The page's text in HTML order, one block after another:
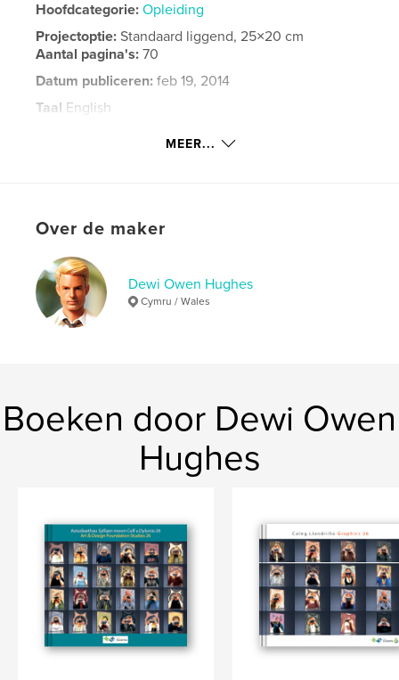
Hoofdcategorie: Opleiding
Projectoptie:Standaard liggend, 25×20 cm
Aantal pagina's:70
Datum publiceren: feb 19, 2014
Taal English
MEER...
Over de maker
Dewi Owen Hughes
Cymru / Wales
Boeken door Dewi Owen
Hughes